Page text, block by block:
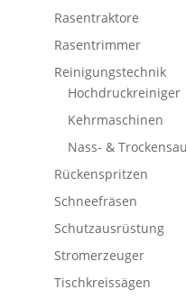
Rasentraktore
Rasentrimmer
Reinigungstechnik
Hochdruckreiniger
Kehrmaschinen
Nass- &
Rückenspritzen
Schneefräsen
Schutzausrüstung
Stromerzeuger
Tischkreissägen